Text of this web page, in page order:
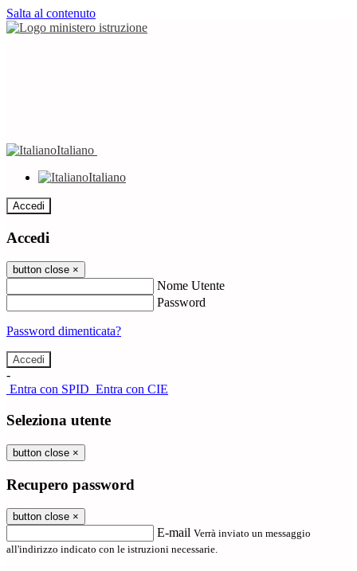
Salta al contenuto
Italiano
Italiano
Accedi
Accedi
button close ×
Nome Utente
Password
Password dimenticata?
-
Entra con SPID Entra con CIE
Seleziona utente
button close ×
Recupero password
button close ×
E-mail Verrà inviato un messaggio
all'indirizzo indicato con le istruzioni necessarie.